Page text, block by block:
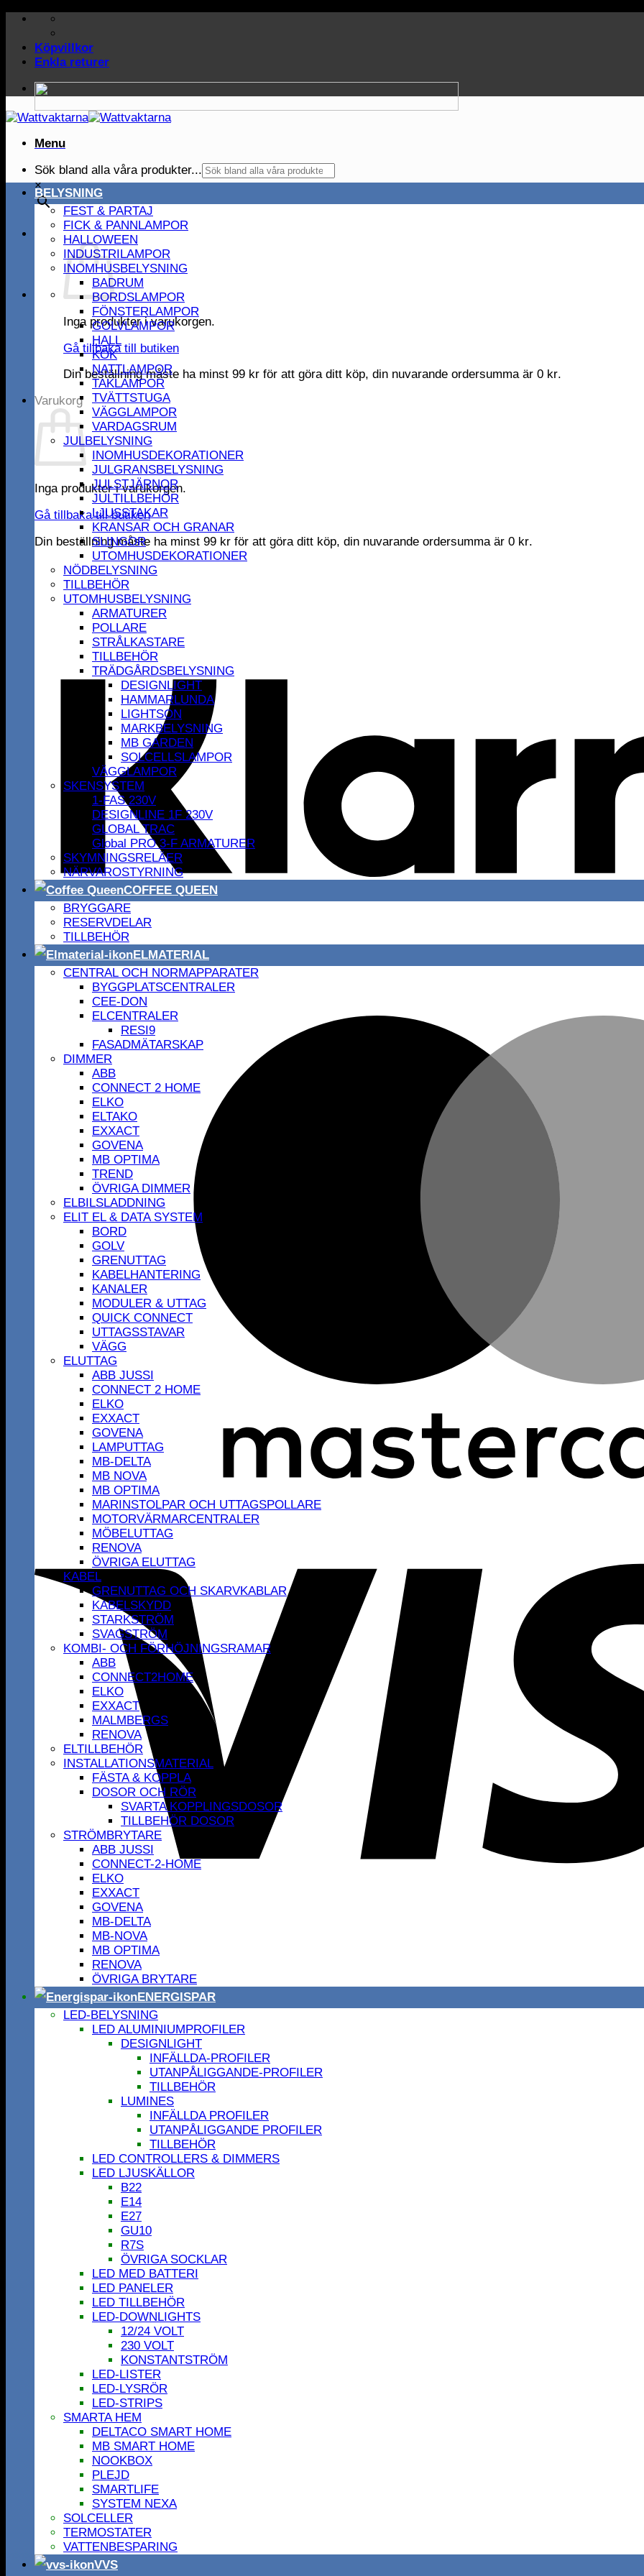
Skip
contentKöpvillkor
Enkla returer
Menu
Sök bland alla våra produkter...
×
Inga produkter i varukorgen.
Gå tillbaka till butiken
Din beställning måste ha minst 99 kr för att göra ditt köp, din nuvarande ordersumma är 0 kr.
Varukorg
Inga produkter i varukorgen.
Gå tillbaka till butiken
Din beställning måste ha minst 99 kr för att göra ditt köp, din nuvarande ordersumma är 0 kr.
BELYSNING
FEST & PARTAJ
FICK & PANNLAMPOR
HALLOWEEN
INDUSTRILAMPOR
INOMHUSBELYSNING
BADRUM
BORDSLAMPOR
FÖNSTERLAMPOR
GOLVLAMPOR
HALL
KÖK
NATTLAMPOR
TAKLAMPOR
TVÄTTSTUGA
VÄGGLAMPOR
VARDAGSRUM
JULBELYSNING
INOMHUSDEKORATIONER
JULGRANSBELYSNING
JULSTJÄRNOR
JULTILLBEHÖR
LJUSSTAKAR
KRANSAR OCH GRANAR
SLINGOR
UTOMHUSDEKORATIONER
NÖDBELYSNING
TILLBEHÖR
UTOMHUSBELYSNING
ARMATURER
POLLARE
STRÅLKASTARE
TILLBEHÖR
TRÄDGÅRDSBELYSNING
DESIGNLIGHT
HAMMARLUNDA
LIGHTSON
MARKBELYSNING
MB GARDEN
SOLCELLSLAMPOR
VÄGGLAMPOR
SKENSYSTEM
1-FAS 230V
DESIGNLINE 1F 230V
GLOBAL TRAC
Global PRO 3-F ARMATURER
SKYMNINGSRELÄER
NÄRVAROSTYRNING
COFFEE QUEEN
BRYGGARE
RESERVDELAR
TILLBEHÖR
ELMATERIAL
CENTRAL OCH NORMAPPARATER
BYGGPLATSCENTRALER
CEE-DON
ELCENTRALER
RESI9
FASADMÄTARSKAP
DIMMER
ABB
CONNECT 2 HOME
ELKO
ELTAKO
EXXACT
GOVENA
MB OPTIMA
TREND
ÖVRIGA DIMMER
ELBILSLADDNING
ELIT EL & DATA SYSTEM
BORD
GOLV
GRENUTTAG
KABELHANTERING
KANALER
MODULER & UTTAG
QUICK CONNECT
UTTAGSSTAVAR
VÄGG
ELUTTAG
ABB JUSSI
CONNECT 2 HOME
ELKO
EXXACT
GOVENA
LAMPUTTAG
MB-DELTA
MB NOVA
MB OPTIMA
MARINSTOLPAR OCH UTTAGSPOLLARE
MOTORVÄRMARCENTRALER
MÖBELUTTAG
RENOVA
ÖVRIGA ELUTTAG
KABEL
GRENUTTAG OCH SKARVKABLAR
KABELSKYDD
STARKSTRÖM
SVAGSTRÖM
KOMBI- OCH FÖRHÖJNINGSRAMAR
ABB
CONNECT2HOME
ELKO
EXXACT
MALMBERGS
RENOVA
ELTILLBEHÖR
INSTALLATIONSMATERIAL
FÄSTA & KOPPLA
DOSOR OCH RÖR
SVARTA KOPPLINGSDOSOR
TILLBEHÖR DOSOR
STRÖMBRYTARE
ABB JUSSI
CONNECT-2-HOME
ELKO
EXXACT
GOVENA
MB-DELTA
MB-NOVA
MB OPTIMA
RENOVA
ÖVRIGA BRYTARE
ENERGISPAR
LED-BELYSNING
LED ALUMINIUMPROFILER
DESIGNLIGHT
INFÄLLDA-PROFILER
UTANPÅLIGGANDE-PROFILER
TILLBEHÖR
LUMINES
INFÄLLDA PROFILER
UTANPÅLIGGANDE PROFILER
TILLBEHÖR
LED CONTROLLERS & DIMMERS
LED LJUSKÄLLOR
B22
E14
E27
GU10
R7S
ÖVRIGA SOCKLAR
LED MED BATTERI
LED PANELER
LED TILLBEHÖR
LED-DOWNLIGHTS
12/24 VOLT
230 VOLT
KONSTANTSTRÖM
LED-LISTER
LED-LYSRÖR
LED-STRIPS
SMARTA HEM
DELTACO SMART HOME
MB SMART HOME
NOOKBOX
PLEJD
SMARTLIFE
SYSTEM NEXA
SOLCELLER
TERMOSTATER
VATTENBESPARING
VVS